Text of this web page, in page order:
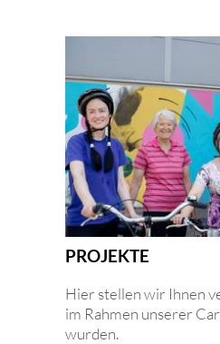
PROJEKTE
Hier stellen wir Ihnen
im Rahmen unserer
wurden.